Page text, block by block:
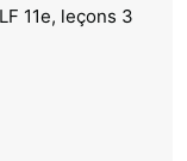
11e, leçons 3